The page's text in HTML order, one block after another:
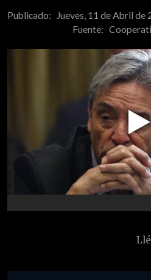
Publicado: Jueves, 11 de Abril de
Fuente:
Play
Video